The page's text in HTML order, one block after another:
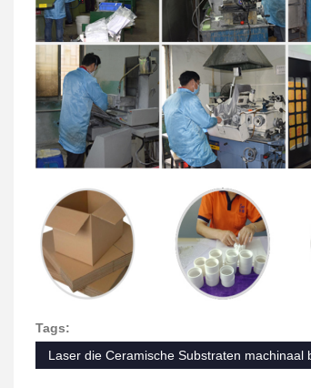
Tags:
Laser die Ceramische Substraten machinaal